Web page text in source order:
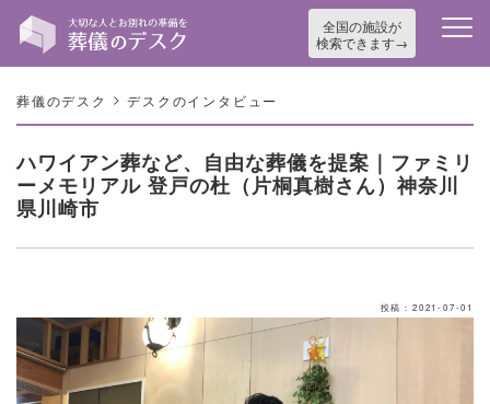
全国の施設が
検索できます
葬儀のデスク >デスクのインタビュー
ハワイアン葬など、自由な葬儀を提案｜ファミリ
ーメモリアル 登戸の杜（片桐真樹さん）神奈川
県川崎市
投稿：2021-07-01